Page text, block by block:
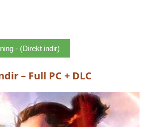
- (Direkt indir)
– Full PC + DLC